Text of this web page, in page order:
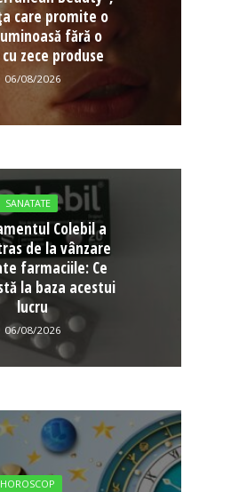
care promite o
fără o
zece produse
06/08/2026
SANATATE
Colebil a
de la vânzare
farmaciile: Ce
la baza acestui
lucru
06/08/2026
HOROSCOP